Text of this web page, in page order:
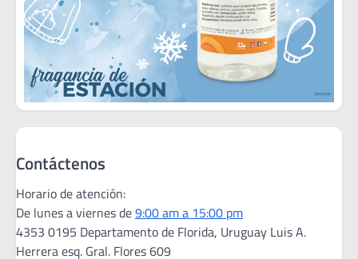
Contáctenos
Horario de atención:
De lunes a viernes de9:00 am a 15:00 pm
4353 0195 Departamento de Florida, Uruguay Luis A.
Herrera esq. Gral. Flores 609